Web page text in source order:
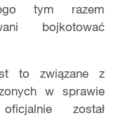
tym razem
bojkotować
to związane z
w sprawie
został